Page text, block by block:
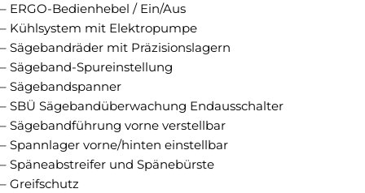
– ERGO-Bedienhebel / Ein/Aus
– Kühlsystem mit Elektropumpe
– Sägebandräder mit Präzisionslagern
– Sägeband-Spureinstellung
– Sägebandspanner
– SBÜ Sägebandüberwachung Endausschalter
– Sägebandführung vorne verstellbar
– Spannlager vorne/hinten einstellbar
– Späneabstreifer und Spänebürste
– Greifschutz